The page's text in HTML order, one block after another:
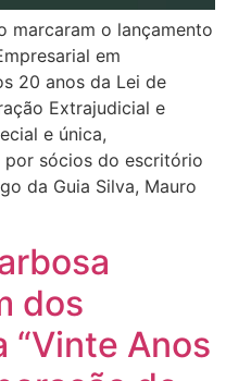
marcaram o lançamento
em
20 anos da Lei de
Extrajudicial e
e única,
por sócios do escritório
da Guia Silva, Mauro
dos
“Vinte Anos